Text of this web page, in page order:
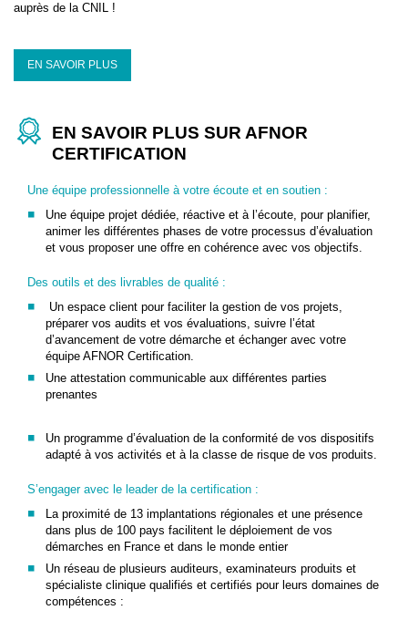
auprès de la CNIL !
EN SAVOIR PLUS
EN SAVOIR PLUS SUR AFNOR
CERTIFICATION
Une équipe professionnelle à votre écoute et en soutien :
Une équipe projet dédiée, réactive et à l’écoute, pour planifier,
animer les différentes phases de votre processus d’évaluation
et vous proposer une offre en cohérence avec vos objectifs.
Des outils et des livrables de qualité :
Un espace client pour faciliter la gestion de vos projets,
préparer vos audits et vos évaluations, suivre l’état
d’avancement de votre démarche et échanger avec votre
équipe AFNOR Certification.
Une attestation communicable aux différentes parties
prenantes
Un programme d’évaluation de la conformité de vos dispositifs
adapté à vos activités et à la classe de risque de vos produits.
S’engager avec le leader de la certification :
La proximité de 13 implantations régionales et une présence
dans plus de 100 pays facilitent le déploiement de vos
démarches en France et dans le monde entier
Un réseau de plusieurs auditeurs, examinateurs produits et
spécialiste clinique qualifiés et certifiés pour leurs domaines de
compétences :